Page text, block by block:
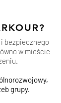
i bezpiecznego
w mieście
grupy.